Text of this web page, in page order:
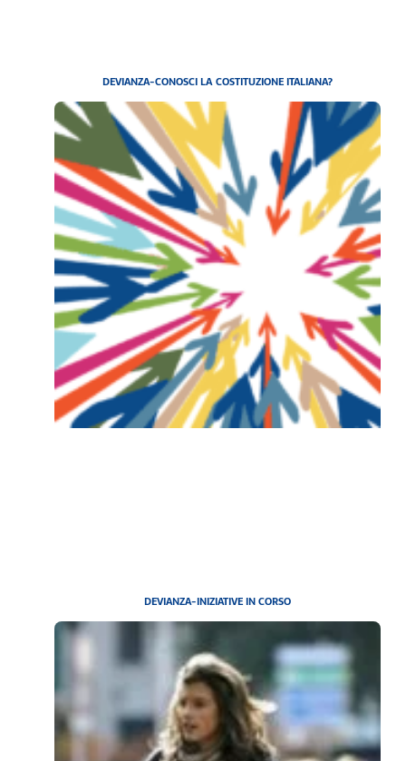
DEVIANZA-CONOSCI LA COSTITUZIONE ITALIANA?
DEVIANZA-INIZIATIVE IN CORSO